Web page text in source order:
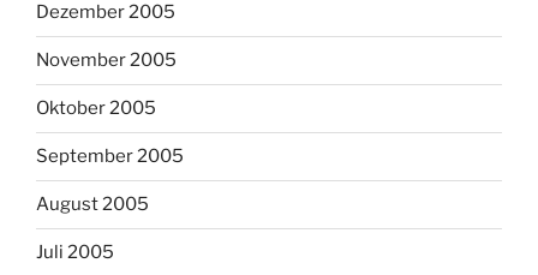
Dezember 2005
November 2005
Oktober 2005
September 2005
August 2005
Juli 2005